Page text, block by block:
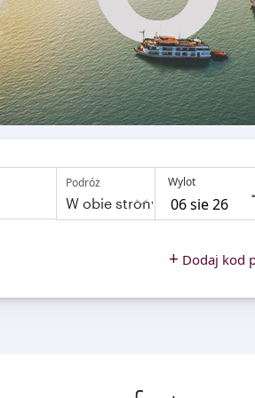
Podróż
W obie strony
Wylot
open
calendar
enter
+ Dodaj kod